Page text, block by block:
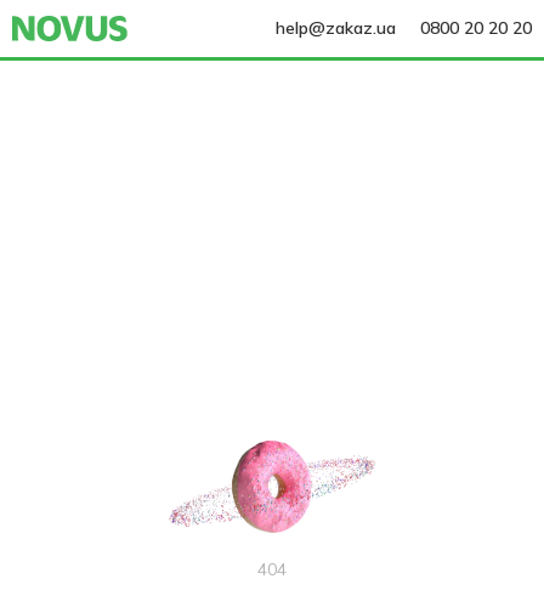
help@zakaz.ua 0800 20 20 20
404